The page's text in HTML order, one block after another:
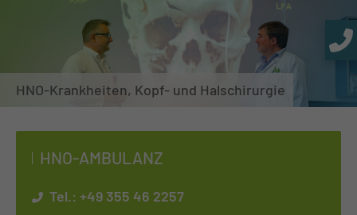
HNO-Krankheiten, Kopf- und Halschirurgie
HNO-AM­BU­LANZ
Tel.: +49 355 46 2257